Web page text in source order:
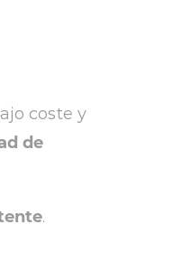
coste y
de
.